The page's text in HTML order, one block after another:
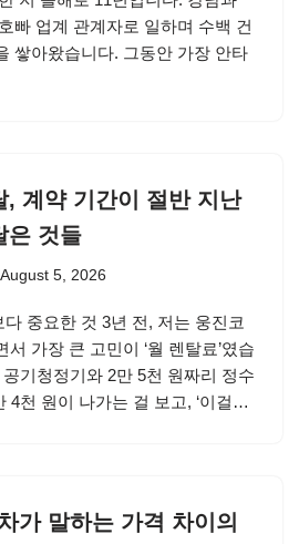
빠 업계 관계자로 일하며 수백 건
쌓아왔습니다. 그동안 가장 안타
, 계약 기간이 절반 지난
은 것들
August 5, 2026
중요한 것 3년 전, 저는 웅진코
가장 큰 고민이 ‘월 렌탈료’였습
기청정기와 2만 5천 원짜리 정수
4천 원이 나가는 걸 보고, ‘이걸…
가 말하는 가격 차이의